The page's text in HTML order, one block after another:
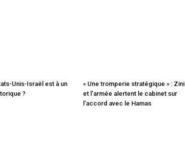
Unis-Israël est à un
?
« Une tromperie stratégique » : Zini
et l’armée alertent le cabinet sur
l’accord avec le Hamas